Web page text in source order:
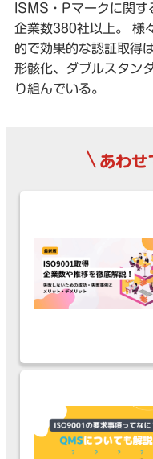
ISMS・Pマークに関
企業数380社以上。 様
的で効果的な認証取得
形骸化、ダブルスタン
り組んでいる。
\ あわせ